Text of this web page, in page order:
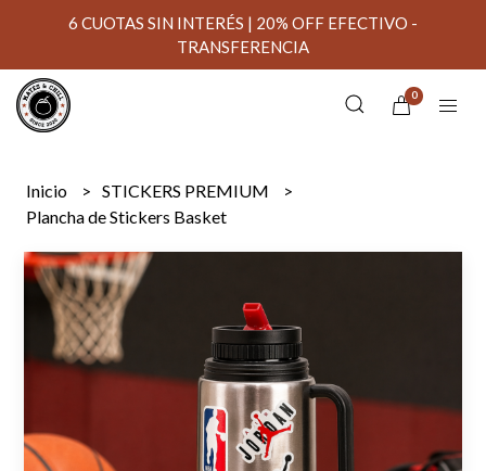
6 CUOTAS SIN INTERÉS | 20% OFF EFECTIVO -
TRANSFERENCIA
0
Inicio
STICKERS PREMIUM
Plancha de Stickers Basket